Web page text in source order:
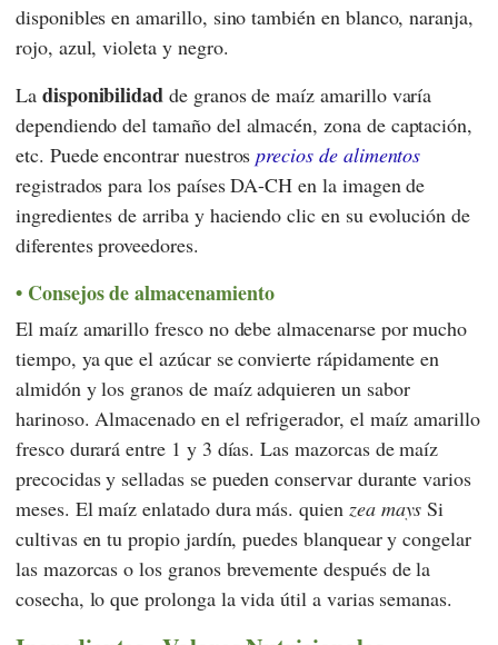
disponibles en amarillo, sino también en blanco, naranja,
rojo, azul, violeta y negro.
La disponibilidad de granos de maíz amarillo varía
dependiendo del tamaño del almacén, zona de captación,
etc. Puede encontrar nuestrosprecios de alimentos
registrados para los países DA-CH en la imagen de
ingredientes de arriba y haciendo clic en su evolución de
diferentes proveedores.
Consejos de almacenamiento
El maíz amarillo fresco no debe almacenarse por mucho
tiempo, ya que el azúcar se convierte rápidamente en
almidón y los granos de maíz adquieren un sabor
harinoso. Almacenado en el refrigerador, el maíz amarillo
fresco durará entre 1 y 3 días. Las mazorcas de maíz
precocidas y selladas se pueden conservar durante varios
meses. El maíz enlatado dura más. quien zea mays Si
cultivas en tu propio jardín, puedes blanquear y congelar
las mazorcas o los granos brevemente después de la
cosecha, lo que prolonga la vida útil a varias semanas.